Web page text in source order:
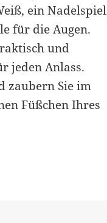
ein Nadelspiel
für die Augen.
und
jeden Anlass.
zaubern Sie im
Füßchen Ihres